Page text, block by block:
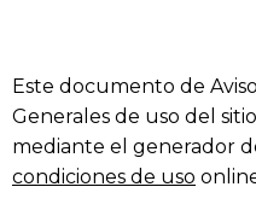
Este documento de
Generales de uso del
mediante el generador
condiciones de uso